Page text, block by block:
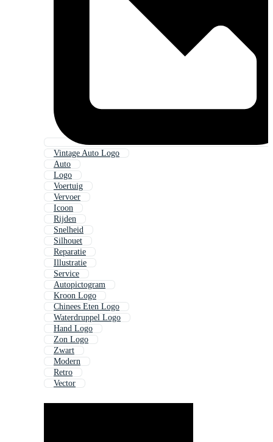
Vintage Auto Logo
Auto
Logo
Voertuig
Vervoer
Icoon
Rijden
Snelheid
Silhouet
Reparatie
Illustratie
Service
Autopictogram
Kroon Logo
Chinees Eten Logo
Waterdruppel Logo
Hand Logo
Zon Logo
Zwart
Modern
Retro
Vector